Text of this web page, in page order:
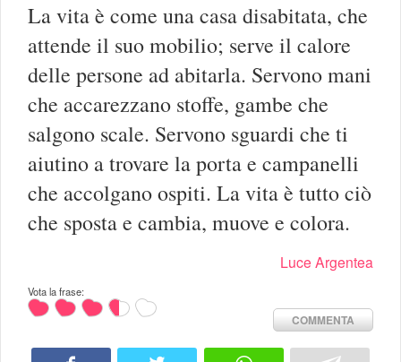
La vita è come una casa disabitata, che
attende il suo mobilio; serve il calore
delle persone ad abitarla. Servono mani
che accarezzano stoffe, gambe che
salgono scale. Servono sguardi che ti
aiutino a trovare la porta e campanelli
che accolgano ospiti. La vita è tutto ciò
che sposta e cambia, muove e colora.
Luce Argentea
Vota la frase:
COMMENTA